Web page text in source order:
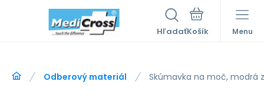
Hľadať Menu
Odberový materiál Skúmavka na moč, modrá